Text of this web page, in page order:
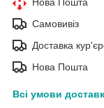
Самовивіз
Доставка
Нова Пошта
Всі умови